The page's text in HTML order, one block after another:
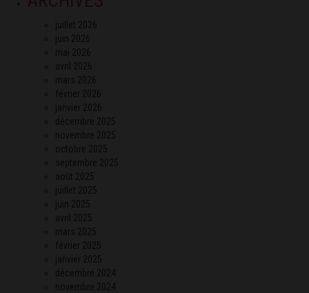
juillet 2026
juin 2026
mai 2026
avril 2026
mars 2026
février 2026
janvier 2026
décembre 2025
novembre 2025
octobre 2025
septembre 2025
août 2025
juillet 2025
juin 2025
avril 2025
mars 2025
février 2025
janvier 2025
décembre 2024
novembre 2024